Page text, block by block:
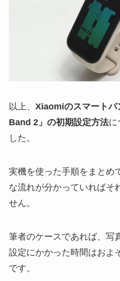
以上、 Xiaomiのスマート
Band 2」の初期設定方法に
した。
実機を使った手順をまとめ
な流れが分かっていればそ
せん。
筆者のケースであれば、写
設定にかかった時間はおよ
です。